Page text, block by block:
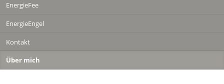
EnergieFee
EnergieEngel
Kontakt
Über mich